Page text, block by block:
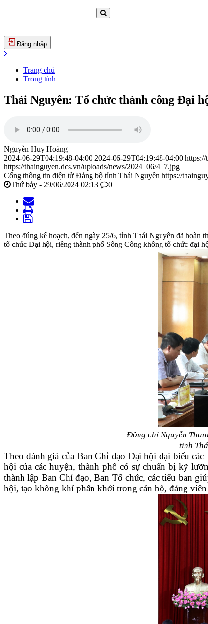
Đăng nhập
Trang chủ
Trong tỉnh
Thái Nguyên: Tổ chức thành công Đại
Nguyễn Huy Hoàng
2024-06-29T04:19:48-04:00 2024-06-29T04:19:48-04:00 https://
https://thainguyen.dcs.vn/uploads/news/2024_06/4_7.jpg
Cổng thông tin điện tử Đảng bộ tỉnh Thái Nguyên https://
Thứ bảy - 29/06/2024 02:13
0
Theo đúng kế hoạch, đến ngày 25/6, tỉnh Thái Nguyên đã hoàn
tổ chức Đại hội, riêng thành phố Sông Công không tổ chức đại
Đồng chí Nguyễn
tỉnh
Theo đánh giá của Ban Chỉ đạo Đại hội đại biểu
hội của các huyện, thành phố có sự chuẩn bị kỹ
thành lập Ban Chỉ đạo, Ban Tổ chức, các tiểu ban
hội, tạo không khí phấn khởi trong cán bộ, đảng viên